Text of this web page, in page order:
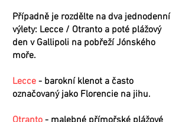
Případně je rozdělte na dva jednodenní
výlety: Lecce / Otranto a poté plážový
den v Gallipoli na pobřeží Jónského
moře.
Lecce - barokní klenot a často
označovaný jako Florencie na jihu.